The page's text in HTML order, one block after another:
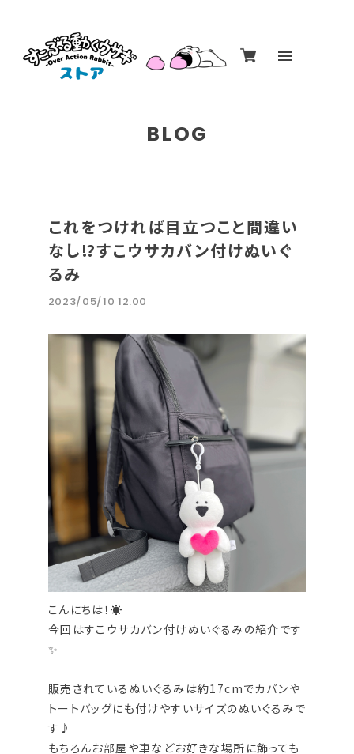
BLOG
これをつければ目立つこと間違い
なし⁉すこウサカバン付けぬいぐ
るみ
2023/05/10 12:00
こんにちは！☀
今回はすこウサカバン付けぬいぐるみの紹介です
✨
販売されているぬいぐるみは約17cmでカバンや
トートバッグにも付けやすいサイズのぬいぐるみで
す♪
もちろんお部屋や車などお好きな場所に飾っても